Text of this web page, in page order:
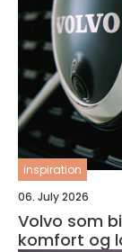
inspiration
06. July 2026
Volvo som
komfort og